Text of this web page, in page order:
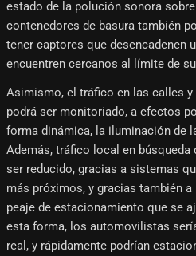
estado de la polución sonora
contenedores de basura también
tener captores que desencadenen
encuentren cercanos al límite de
Asimismo, el tráfico en las calles
podrá ser monitoriado, a efectos
forma dinámica, la iluminación de
Además, tráfico local en
ser reducido, gracias a sistemas
más próximos, y gracias también
peaje de estacionamiento que se
esta forma, los automovilistas
real, y rápidamente podrían